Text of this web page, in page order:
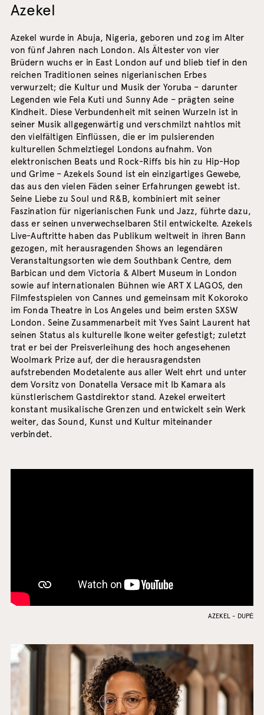
Azekel
Azekel wurde in Abuja, Nigeria, geboren und zog im Alter
von fünf Jahren nach London. Als Ältester von vier
Brüdern wuchs er in East London auf und blieb tief in den
reichen Traditionen seines nigerianischen Erbes
verwurzelt; die Kultur und Musik der Yoruba – darunter
Legenden wie Fela Kuti und Sunny Ade – prägten seine
Kindheit. Diese Verbundenheit mit seinen Wurzeln ist in
seiner Musik allgegenwärtig und verschmilzt nahtlos mit
den vielfältigen Einflüssen, die er im pulsierenden
kulturellen Schmelztiegel Londons aufnahm. Von
elektronischen Beats und Rock-Riffs bis hin zu Hip-Hop
und Grime – Azekels Sound ist ein einzigartiges Gewebe,
das aus den vielen Fäden seiner Erfahrungen gewebt ist.
Seine Liebe zu Soul und R&B, kombiniert mit seiner
Faszination für nigerianischen Funk und Jazz, führte dazu,
dass er seinen unverwechselbaren Stil entwickelte. Azekels
Live-Auftritte haben das Publikum weltweit in ihren Bann
gezogen, mit herausragenden Shows an legendären
Veranstaltungsorten wie dem Southbank Centre, dem
Barbican und dem Victoria & Albert Museum in London
sowie auf internationalen Bühnen wie ART X LAGOS, den
Filmfestspielen von Cannes und gemeinsam mit Kokoroko
im Fonda Theatre in Los Angeles und beim ersten SXSW
London. Seine Zusammenarbeit mit Yves Saint Laurent hat
seinen Status als kulturelle Ikone weiter gefestigt; zuletzt
trat er bei der Preisverleihung des hoch angesehenen
Woolmark Prize auf, der die herausragendsten
aufstrebenden Modetalente aus aller Welt ehrt und unter
dem Vorsitz von Donatella Versace mit Ib Kamara als
künstlerischem Gastdirektor stand. Azekel erweitert
konstant musikalische Grenzen und entwickelt sein Werk
weiter, das Sound, Kunst und Kultur miteinander
verbindet.
AZEKEL - DUPĖ